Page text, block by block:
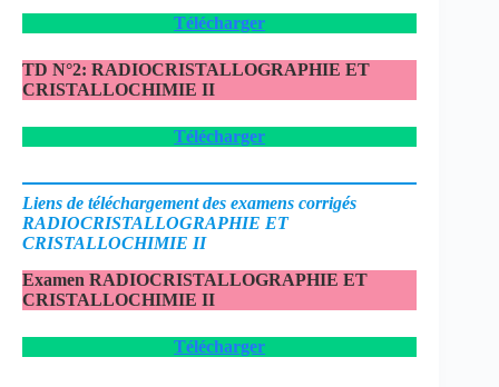
Télécharger
TD N°2: RADIOCRISTALLOGRAPHIE ET
CRISTALLOCHIMIE II
Télécharger
Liens de téléchargement des examens corrigés
RADIOCRISTALLOGRAPHIE ET
CRISTALLOCHIMIE II
Examen RADIOCRISTALLOGRAPHIE ET
CRISTALLOCHIMIE II
Télécharger